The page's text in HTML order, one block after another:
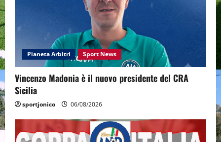
Pianeta Arbitri Sport News
Vincenzo Madonia è il nuovo presidente del CRA
Sicilia
sportjonico 06/08/2026